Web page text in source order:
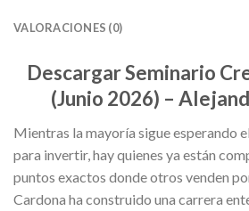
VALORACIONES (0)
Descargar Seminario
(Junio 2026) –
Mientras la mayoría sigue esperando
para invertir, hay quienes ya están
puntos exactos donde otros venden
Cardona ha construido una carrera